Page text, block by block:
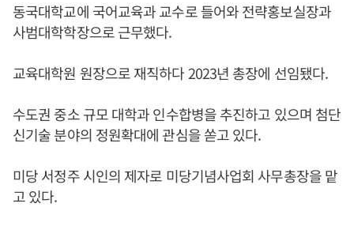
동국대학교에 국어교육과 교수로 들어와 전략홍보실장과
사범대학학장으로 근무했다.
교육대학원 원장으로 재직하다 2023년 총장에 선임됐다.
수도권 중소 규모 대학과 인수합병을 추진하고 있으며 첨단
신기술 분야의 정원확대에 관심을 쏟고 있다.
미당 서정주 시인의 제자로 미당기념사업회 사무총장을 맡
고 있다.